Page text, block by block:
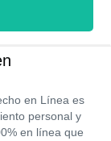
las leyes.
ejecutiva,
muy
personalizados,
en Línea es
personal y
en línea que